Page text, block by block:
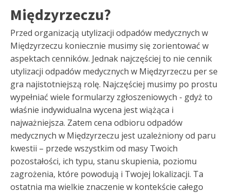
Międzyrzeczu?
Przed organizacją utylizacji odpadów medycznych w
Międzyrzeczu koniecznie musimy się zorientować w
aspektach cenników. Jednak najczęściej to nie cennik
utylizacji odpadów medycznych w Międzyrzeczu per se
gra najistotniejszą rolę. Najczęściej musimy po prostu
wypełniać wiele formularzy zgłoszeniowych - gdyż to
właśnie indywidualna wycena jest wiążąca i
najważniejsza. Zatem cena odbioru odpadów
medycznych w Międzyrzeczu jest uzależniony od paru
kwestii – przede wszystkim od masy Twoich
pozostałości, ich typu, stanu skupienia, poziomu
zagrożenia, które powodują i Twojej lokalizacji. Ta
ostatnia ma wielkie znaczenie w kontekście całego